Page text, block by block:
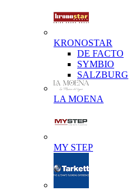
KRONOSTAR
DE FACTO
SYMBIO
SALZBURG
LA MOENA
MY STEP